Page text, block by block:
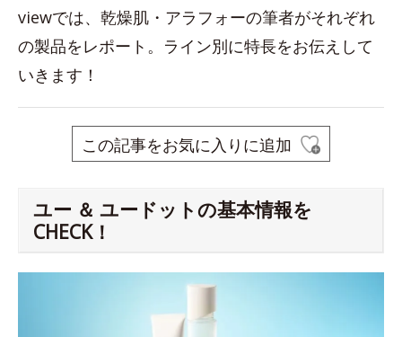
viewでは、乾燥肌・アラフォーの筆者がそれぞれ
の製品をレポート。ライン別に特長をお伝えして
いきます！
この記事をお気に入りに追加
ユー ＆ ユードットの基本情報を
CHECK！